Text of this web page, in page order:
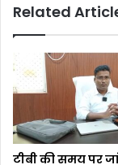
Related
टीबी की समय पर